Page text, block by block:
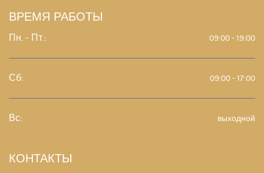
ВРЕМЯ РАБОТЫ
Пн. - Пт.: 09:00 - 19:00
Сб: 09:00 - 17:00
Вс: выходной
КОНТАКТЫ